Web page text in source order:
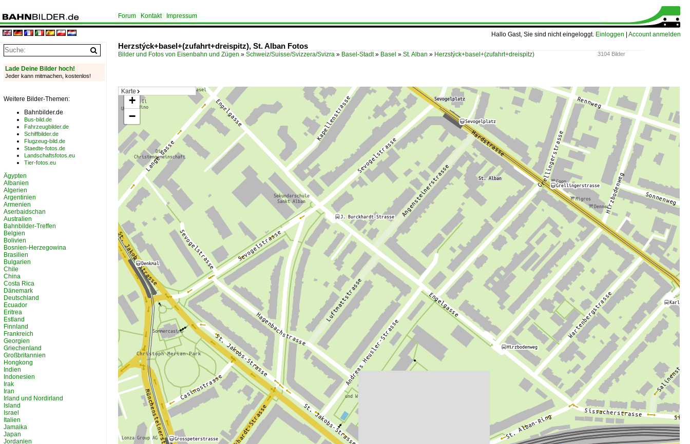
Hallo Gast, Sie sind nicht eingeloggt. Einloggen Account anmelden
Forum Kontakt Impressum
Herzstýck+basel+(zufahrt+dreispitz), St. Alban Fotos
3104 Bilder
Bilder und Fotos von Eisenbahn und Zügen » Schweiz/Suisse/Svizzera/Svizra » Basel-Stadt» Basel » St. Alban » Herzstýck+basel+(zufahrt+dreispitz)
Karte
+
−
Lade Deine Bilder hoch!
Jeder kann mitmachen, kostenlos!
Weitere Bilder-Themen:
Bahnbilder.de
Bus-bild.de
Fahrzeugbilder.de
Schiffbilder.de
Flugzeug-bild.de
Staedte-fotos.de
Landschaftsfotos.eu
Tier-fotos.eu
Ägypten
Albanien
Algerien
Argentinien
Armenien
Aserbaidschan
Australien
Bahnbilder-Treffen
Belgien
Bolivien
Bosnien-Herzegowina
Brasilien
Bulgarien
Chile
China
Costa Rica
Dänemark
Deutschland
Ecuador
Eritrea
Estland
Finnland
Frankreich
Georgien
Griechenland
Großbritannien
Hongkong
Indien
Indonesien
Irak
Iran
Irland und Nordirland
Island
Israel
Italien
Jamaika
Japan
Jordanien